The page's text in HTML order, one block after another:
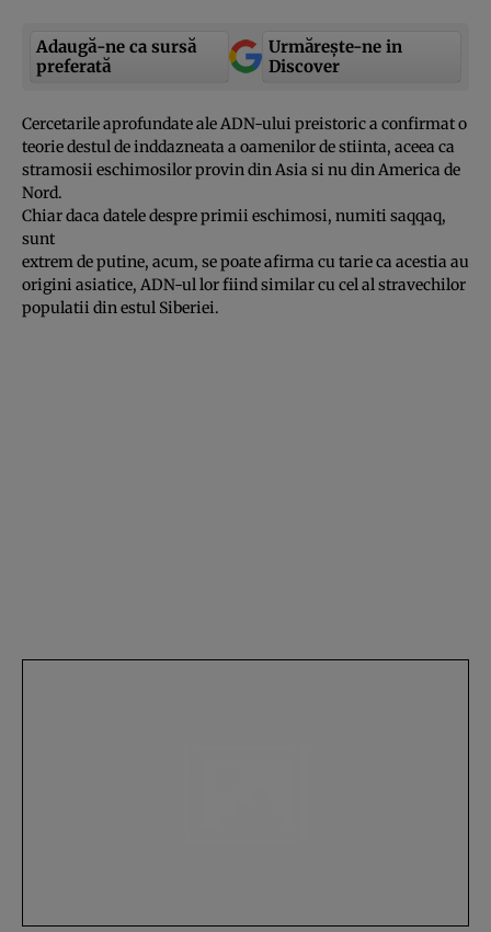
Adaugă-ne ca sursă
preferată
Urmărește-ne in
Discover
Cercetarile aprofundate ale ADN-ului preistoric a confirmat o
teorie destul de inddazneata a oamenilor de stiinta, aceea ca
stramosii eschimosilor provin din Asia si nu din America de
Nord.
Chiar daca datele despre primii eschimosi, numiti saqqaq,
sunt
extrem de putine, acum, se poate afirma cu tarie ca acestia au
origini asiatice, ADN-ul lor fiind similar cu cel al stravechilor
populatii din estul Siberiei.